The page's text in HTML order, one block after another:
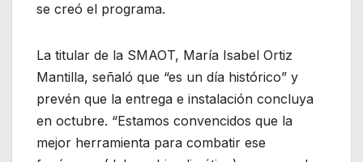
se creó el programa.
La titular de la SMAOT, María Isabel Ortiz
Mantilla, señaló que “es un día histórico” y
prevén que la entrega e instalación concluya
en octubre. “Estamos convencidos que la
mejor herramienta para combatir ese